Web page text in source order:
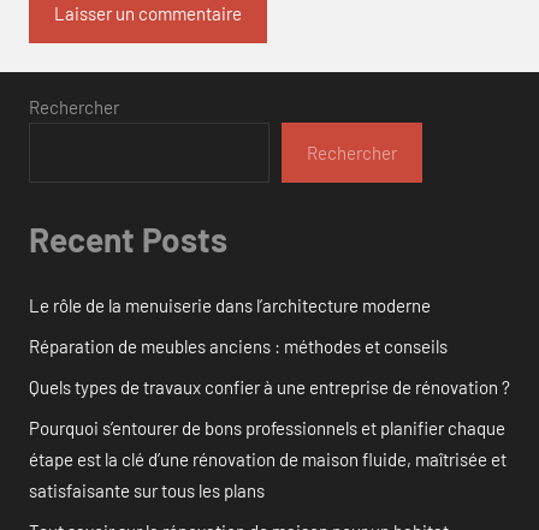
Rechercher
Rechercher
Recent Posts
Le rôle de la menuiserie dans l’architecture moderne
Réparation de meubles anciens : méthodes et conseils
Quels types de travaux confier à une entreprise de rénovation ?
Pourquoi s’entourer de bons professionnels et planifier chaque
étape est la clé d’une rénovation de maison fluide, maîtrisée et
satisfaisante sur tous les plans